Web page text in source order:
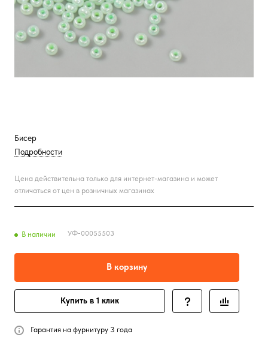
Бисер
Подробности
Цена действительна только для интернет-магазина и может
отличаться от цен в розничных магазинах
В наличии УФ-00055503
В корзину
Купить в 1 клик
Гарантия на фурнитуру 3 года